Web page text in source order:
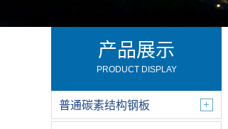
产品展示
PRODUCT DISPLAY
普通碳素结构钢板